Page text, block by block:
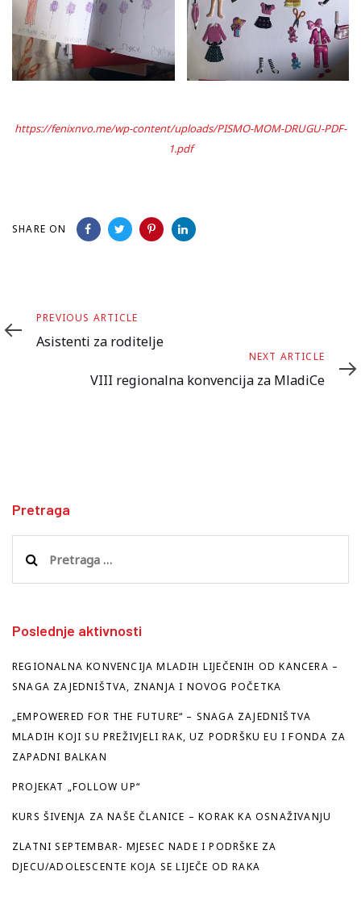
https://fenixnvo.me/wp-content/uploads/PISMO-MOM-DRUGU-PDF-
1.pdf
SHARE ON
Previous
Article
PREVIOUS ARTICLE
Asistenti za roditelje
Article
NEXT ARTICLE
VIII regionalna konvencija za MladiCe
Pretraga
za:
Poslednje aktivnosti
REGIONALNA KONVENCIJA MLADIH LIJEČENIH OD KANCERA –
SNAGA ZAJEDNIŠTVA, ZNANJA I NOVOG POČETKA
„EMPOWERED FOR THE FUTURE“ – SNAGA ZAJEDNIŠTVA
MLADIH KOJI SU PREŽIVJELI RAK, UZ PODRŠKU EU I FONDA ZA
ZAPADNI BALKAN
PROJEKAT „FOLLOW UP“
KURS ŠIVENJA ZA NAŠE ČLANICE – KORAK KA OSNAŽIVANJU
ZLATNI SEPTEMBAR- MJESEC NADE I PODRŠKE ZA
DJECU/ADOLESCENTE KOJA SE LIJEČE OD RAKA